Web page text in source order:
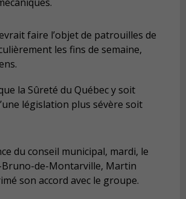
faire l’objet de patrouilles de
èrement les fins de semaine,
la Sûreté du Québec y soit
’une législation plus sévère soit
du conseil municipal, mardi, le
Bruno-de-Montarville, Martin
é son accord avec le groupe.